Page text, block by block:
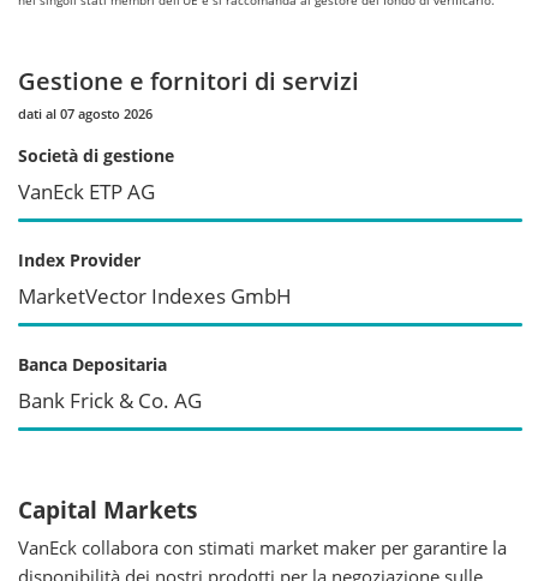
Gestione e fornitori di servizi
dati al 07 agosto 2026
Società di gestione
VanEck ETP AG
Index Provider
MarketVector Indexes GmbH
Banca Depositaria
Bank Frick & Co. AG
Capital Markets
VanEck collabora con stimati market maker per garantire la
disponibilità dei nostri prodotti per la negoziazione sulle